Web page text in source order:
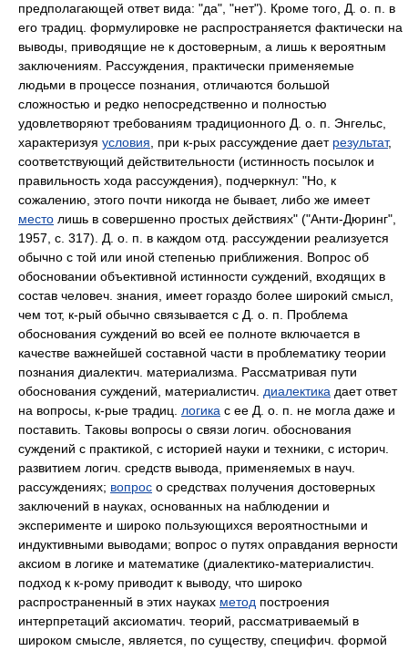
предполагающей ответ вида: "да", "нет"). Кроме того, Д. о. п. в
его традиц. формулировке не распространяется фактически на
выводы, приводящие не к достоверным, а лишь к вероятным
заключениям. Рассуждения, практически применяемые
людьми в процессе познания, отличаются большой
сложностью и редко непосредственно и полностью
удовлетворяют требованиям традиционного Д. о. п. Энгельс,
характеризуя условия , при к-рых рассуждение дает результат,
соответствующий действительности (истинность посылок и
правильность хода рассуждения), подчеркнул: "Но, к
сожалению, этого почти никогда не бывает, либо же имеет
место лишь в совершенно простых действиях" ("Анти-Дюринг",
1957, с. 317). Д. о. п. в каждом отд. рассуждении реализуется
обычно с той или иной степенью приближения. Вопрос об
обосновании объективной истинности суждений, входящих в
состав человеч. знания, имеет гораздо более широкий смысл,
чем тот, к-рый обычно связывается с Д. о. п. Проблема
обоснования суждений во всей ее полноте включается в
качестве важнейшей составной части в проблематику теории
познания диалектич. материализма. Рассматривая пути
обоснования суждений, материалистич. диалектика дает ответ
на вопросы, к-рые традиц. логика с ее Д. о. п. не могла даже и
поставить. Таковы вопросы о связи логич. обоснования
суждений с практикой, с историей науки и техники, с историч.
развитием логич. средств вывода, применяемых в науч.
рассуждениях; вопрос о средствах получения достоверных
заключений в науках, основанных на наблюдении и
эксперименте и широко пользующихся вероятностными и
индуктивными выводами; вопрос о путях оправдания верности
аксиом в логике и математике (диалектико-материалистич.
подход к к-рому приводит к выводу, что широко
распространенный в этих науках метод построения
интерпретаций аксиоматич. теорий, рассматриваемый в
широком смысле, является, по существу, специфич. формой